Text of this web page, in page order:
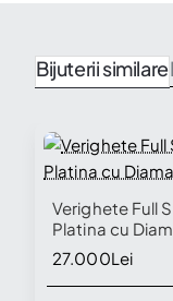
Bijuterii similare
Verighete Full
Platina cu
27.000Lei